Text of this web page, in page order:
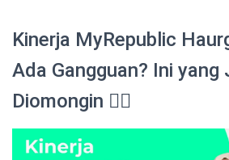
Kinerja MyRepublic
Ada Gangguan? Ini yang
Diomongin 😮‍💨